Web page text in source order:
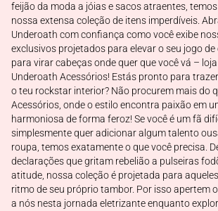
feijão da moda a jóias e sacos atraentes,
nossa extensa coleção de itens imperdíveis.
Underoath com confiança como você exibe
exclusivos projetados para elevar o seu jogo de
para virar cabeças onde quer que você vá –
Underoath Acessórios! Estás pronto para
o teu rockstar interior? Não procurem mais do
Acessórios, onde o estilo encontra paixão em
harmoniosa de forma feroz! Se você é um fã
simplesmente quer adicionar algum talento
roupa, temos exatamente o que você precisa.
declarações que gritam rebelião a pulseiras
atitude, nossa coleção é projetada para
ritmo de seu próprio tambor. Por isso apertem
a nós nesta jornada eletrizante enquanto